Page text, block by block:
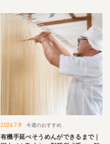
2026.7.8 今週のおすすめ
有機手延べそうめんができるまで｜